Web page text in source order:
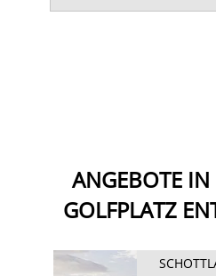
ANGEBOTE
GOLFPLATZ